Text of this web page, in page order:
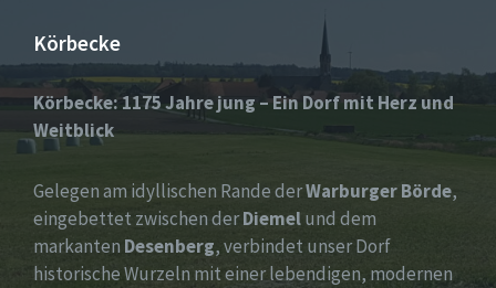
Körbecke
Körbecke: 1175 Jahre jung – Ein Dorf mit Herz und
Weitblick
Gelegen am idyllischen Rande derWarburger Börde,
eingebettet zwischen derDiemelund dem
markanten Desenberg, verbindet unser Dorf
historische Wurzeln mit einer lebendigen, modernen